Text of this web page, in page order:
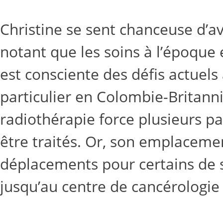
Christine se sent chanceuse
notant que les soins à
est consciente des défis
particulier en Colombie-
radiothérapie force plusieurs
être traités. Or, son
déplacements pour certains
jusqu’au centre de